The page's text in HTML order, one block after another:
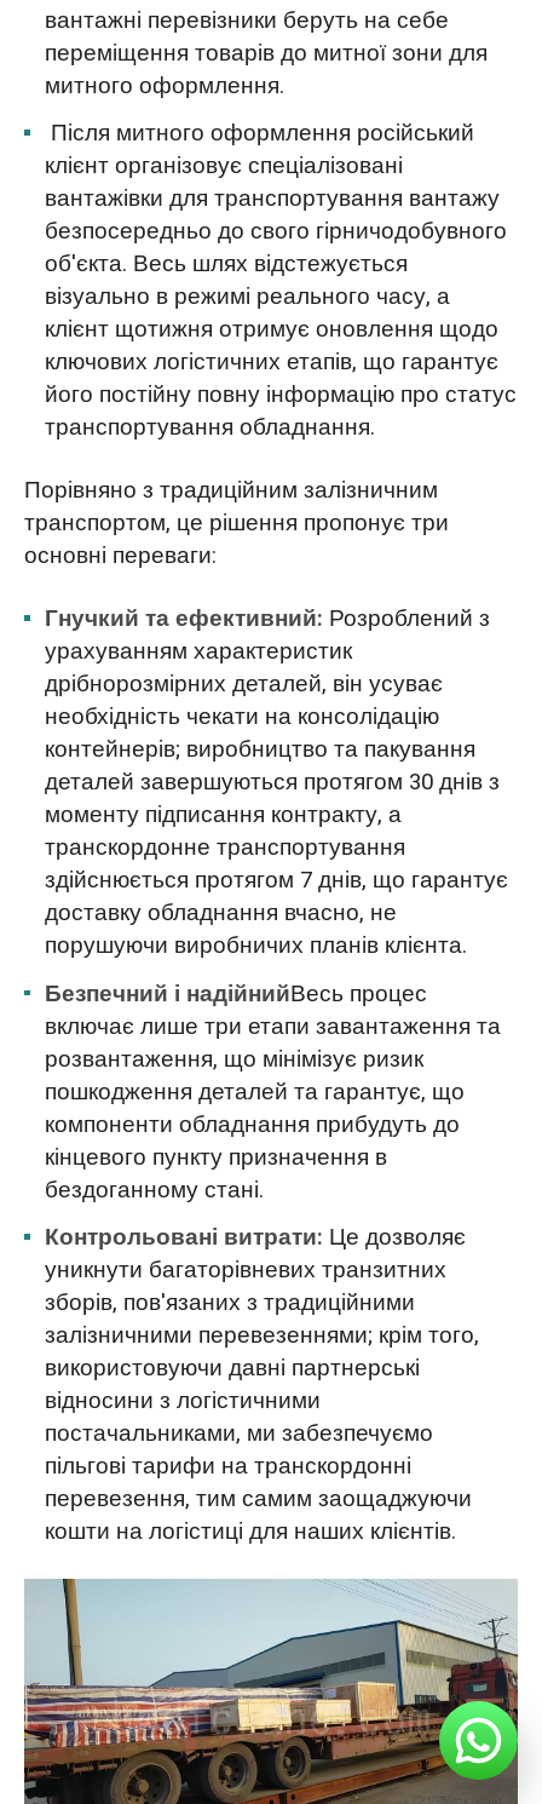
вантажні перевізники беруть на себе
переміщення товарів до митної зони для
митного оформлення.
Після митного оформлення російський
клієнт організовує спеціалізовані
вантажівки для транспортування вантажу
безпосередньо до свого гірничодобувного
об'єкта. Весь шлях відстежується
візуально в режимі реального часу, а
клієнт щотижня отримує оновлення щодо
ключових логістичних етапів, що гарантує
його постійну повну інформацію про статус
транспортування обладнання.
Порівняно з традиційним залізничним
транспортом, це рішення пропонує три
основні переваги:
Гнучкий та ефективний: Розроблений з
урахуванням характеристик
дрібнорозмірних деталей, він усуває
необхідність чекати на консолідацію
контейнерів; виробництво та пакування
деталей завершуються протягом 30 днів з
моменту підписання контракту, а
транскордонне транспортування
здійснюється протягом 7 днів, що гарантує
доставку обладнання вчасно, не
порушуючи виробничих планів клієнта.
Безпечний і надійнийВесь процес
включає лише три етапи завантаження та
розвантаження, що мінімізує ризик
пошкодження деталей та гарантує, що
компоненти обладнання прибудуть до
кінцевого пункту призначення в
бездоганному стані.
Контрольовані витрати: Це дозволяє
уникнути багаторівневих транзитних
зборів, пов'язаних з традиційними
залізничними перевезеннями; крім того,
використовуючи давні партнерські
відносини з логістичними
постачальниками, ми забезпечуємо
пільгові тарифи на транскордонні
перевезення, тим самим заощаджуючи
кошти на логістиці для наших клієнтів.